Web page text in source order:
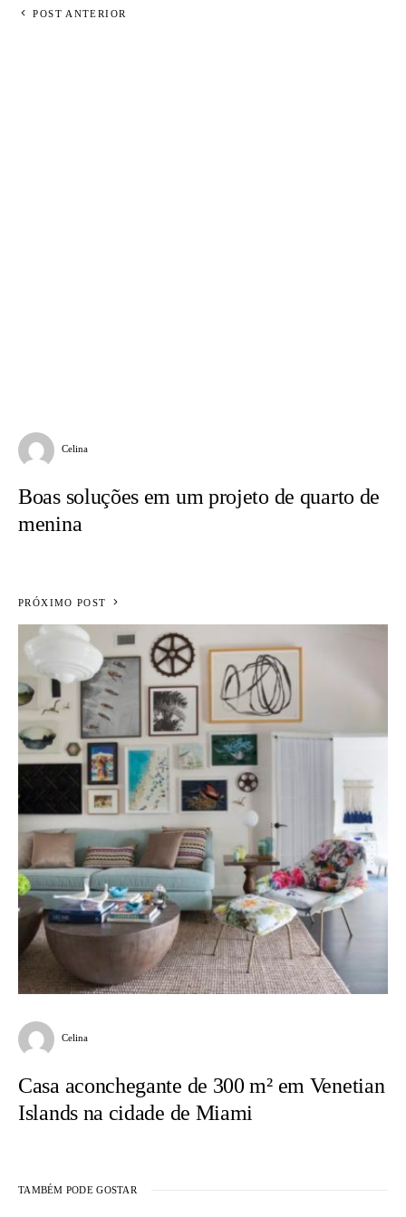
POST ANTERIOR
Celina
Boas soluções em um projeto de quarto de
menina
PRÓXIMO POST
Celina
Casa aconchegante de 300 m² em Venetian
Islands na cidade de Miami
TAMBÉM PODE GOSTAR